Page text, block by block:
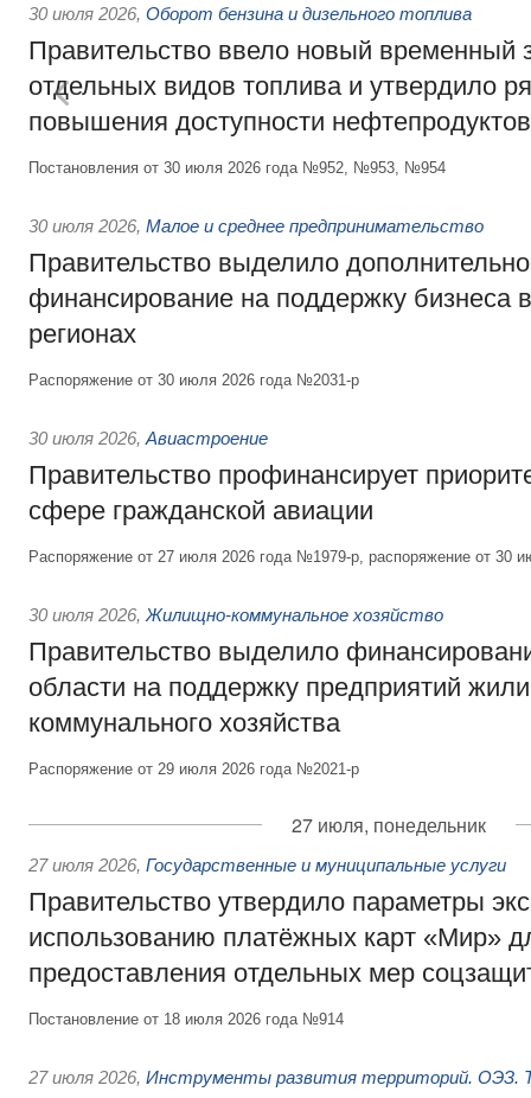
30 июля 2026, Оборот бензина и дизельного топлива
Правительство ввело новый временный
отдельных видов топлива и утвердило
повышения доступности нефтепродуктов
Постановления от 30 июля 2026 года №952, №953, №954
30 июля 2026, Малое и среднее предпринимательство
Правительство выделило
финансирование на поддержку бизнеса
регионах
Распоряжение от 30 июля 2026 года №2031-р
30 июля 2026, Авиастроение
Правительство профинансирует
сфере гражданской авиации
Распоряжение от 27 июля 2026 года №1979-р, распоряжение от 30
30 июля 2026, Жилищно-коммунальное хозяйство
Правительство выделило
области на поддержку предприятий
коммунального хозяйства
Распоряжение от 29 июля 2026 года №2021-р
27 июля, понедельник
27 июля 2026, Государственные и муниципальные услуги
Правительство утвердило параметры
использованию платёжных карт «Мир»
предоставления отдельных мер
Постановление от 18 июля 2026 года №914
27 июля 2026, Инструменты развития территорий. ОЭЗ.